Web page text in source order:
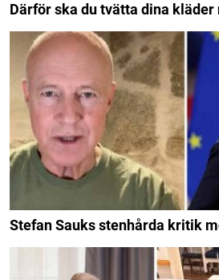
Därför ska du tvätta dina kläder
Stefan Sauks stenhårda kritik